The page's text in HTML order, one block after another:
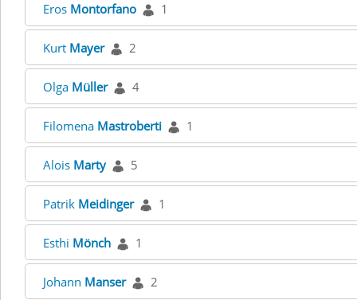
Eros Montorfano 1
Kurt Mayer 2
Olga Müller 4
Filomena Mastroberti 1
Alois Marty 5
Patrik Meidinger 1
Esthi Mönch 1
Johann Manser 2